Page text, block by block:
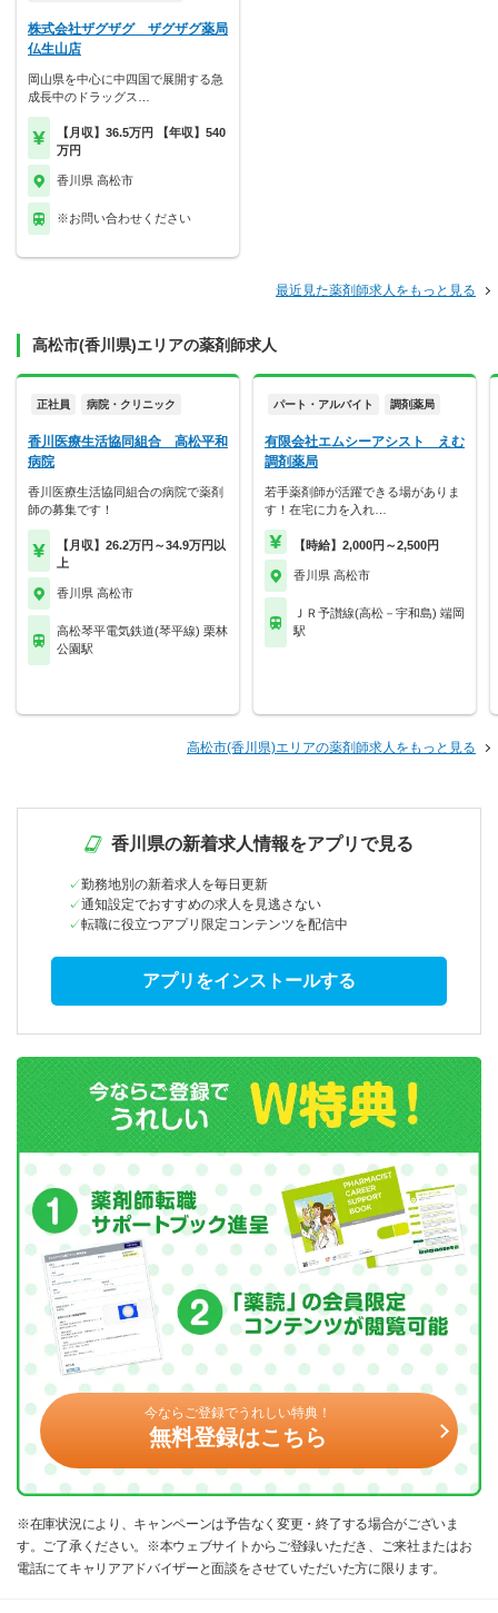
株式会社ザグザグ ザグザグ薬局
仏生山店
岡山県を中心に中四国で展開する急
成長中のドラッグス…
【月収】36.5万円 【年収】540
万円
香川県 高松市
※お問い合わせください
最近見た薬剤師求人をもっと見る
高松市(香川県)エリアの薬剤師求人
正社員 病院・クリニック
香川医療生活協同組合 高松平和
病院
香川医療生活協同組合の病院で薬剤
師の募集です！
【月収】26.2万円～34.9万円以
上
香川県 高松市
高松琴平電気鉄道(琴平線) 栗林
公園駅
パート・アルバイト 調剤薬局
有限会社エムシーアシスト えむ
調剤薬局
若手薬剤師が活躍できる場がありま
す！在宅に力を入れ…
【時給】2,000円～2,500円
香川県 高松市
ＪＲ予讃線(高松－宇和島) 端岡
駅
高松市(香川県)エリアの薬剤師求人をもっと見る
香川県の新着求人情報をアプリで見る
勤務地別の新着求人を毎日更新
通知設定でおすすめの求人を見逃さない
転職に役立つアプリ限定コンテンツを配信中
アプリをインストールする
今ならご登録でうれしい特典！
無料登録はこちら
※在庫状況により、キャンペーンは予告なく変更・終了する場合がございま
す。ご了承ください。※本ウェブサイトからご登録いただき、ご来社またはお
電話にてキャリアアドバイザーと面談をさせていただいた方に限ります。